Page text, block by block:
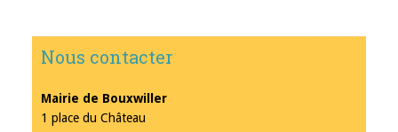
Nous contacter
Mairie de Bouxwiller
1 place du Château